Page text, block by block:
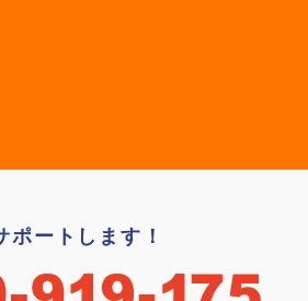
ポートします！